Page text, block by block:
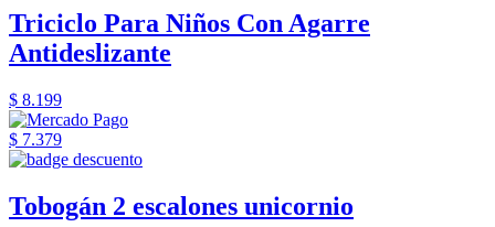
Triciclo Para Niños Con Agarre
Antideslizante
$ 8.199
$ 7.379
Tobogán 2 escalones unicornio